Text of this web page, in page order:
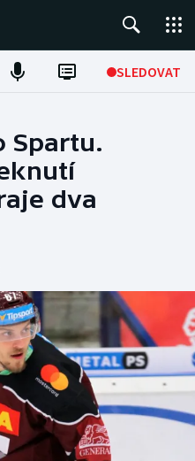
SLEDOVAT
Spartu.
dva